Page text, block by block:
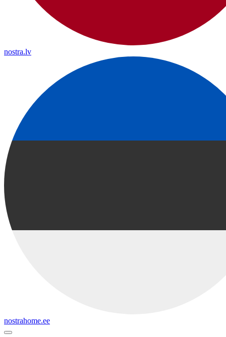
nostra.lv
nostrahome.ee